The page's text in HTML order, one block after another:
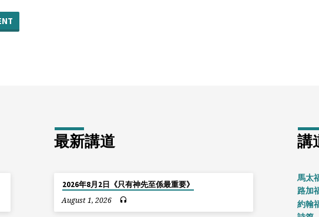
最新講道
2026年8月2日《只有神先至係最重要》
August 1, 2026
講
馬太
路加
約翰